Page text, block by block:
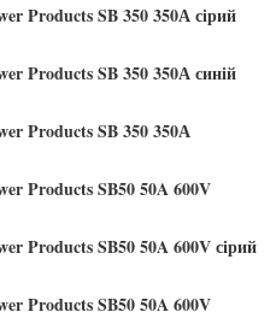
Products SB 350 350А сірий
Products SB 350 350А синій
Products SB 350 350А
Products SB50 50A 600V
Products SB50 50A 600V сірий
Products SB50 50A 600V